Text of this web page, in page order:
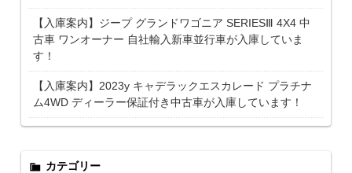
【入庫案内】ジープ グランドワゴニア SERIESⅢ 4X4 中
古車 ワンオーナー 自社輸入新車並行車が入庫していま
す！
【入庫案内】2023y キャデラックエスカレード プラチナ
ム4WD ディーラー保証付き中古車が入庫しています！
カテゴリー